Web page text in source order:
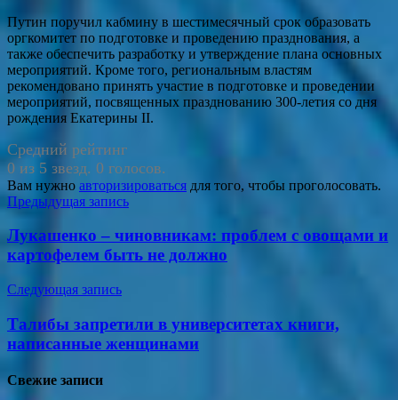
Путин поручил кабмину в шестимесячный срок образовать
оргкомитет по подготовке и проведению празднования, а
также обеспечить разработку и утверждение плана основных
мероприятий. Кроме того, региональным властям
рекомендовано принять участие в подготовке и проведении
мероприятий, посвященных празднованию 300-летия со дня
рождения Екатерины II.
Средний рейтинг
0 из 5 звезд. 0 голосов.
Вам нужно авторизироваться для того, чтобы проголосовать.
Навигация
по
записям
Предыдущая запись
Лукашенко – чиновникам: проблем с овощами и
картофелем быть не должно
Следующая запись
Талибы запретили в университетах книги,
написанные женщинами
Свежие записи